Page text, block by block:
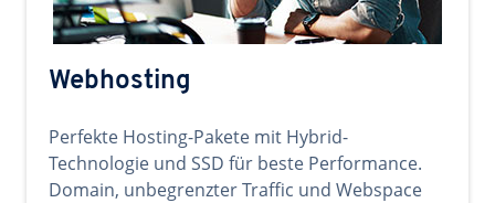
Webhosting
Perfekte Hosting-Pakete mit Hybrid-
Technologie und SSD für beste Performance.
Domain, unbegrenzter Traffic und Webspace